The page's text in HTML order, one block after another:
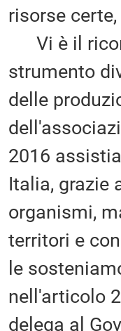
risorse
Vi è il
strumento
delle
2016
Italia, grazie
organismi,
territori e
le
nell'articolo
delega al